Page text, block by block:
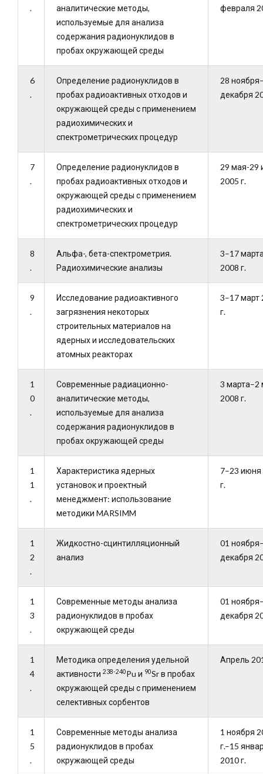
.
аналитические методы,
используемые для анализа
содержания радионуклидов в
пробах окружающей среды
февраля
6
.
Определение радионуклидов в
пробах радиоактивных отходов и
окружающей среды с применением
радиохимических и
спектрометрических процедур
28
декабря
7
.
Определение радионуклидов в
пробах радиоактивных отходов и
окружающей среды с применением
радиохимических и
спектрометрических процедур
29 мая-29
2005 г.
8
.
Альфа-, бета-спектрометрия.
Радиохимические анализы
3–17
2008 г.
9
.
Исследование радиоактивного
загрязнения некоторых
строительных материалов на
ядерных и исследовательских
атомных реакторах
3–17 март
г.
1
0
.
Современные радиационно-
аналитические методы,
используемые для анализа
содержания радионуклидов в
пробах окружающей среды
3 марта–2
2008 г.
1
1
.
Характеристика ядерных
установок и проектный
менеджмент: использование
методики MARSIMM
7–23 июня
г.
1
2
.
Жидкостно-сцинтилляционный
анализ
01
декабря
1
3
.
Современные методы анализа
радионуклидов в пробах
окружающей среды
01
декабря
1
4
.
Методика определения удельной
активности 238-240Pu и 90Sr в пробах
окружающей среды с применением
селективных сорбентов
Апрель
1
5
.
Современные методы анализа
радионуклидов в пробах
окружающей среды
1 ноября
г.–15
2010 г.